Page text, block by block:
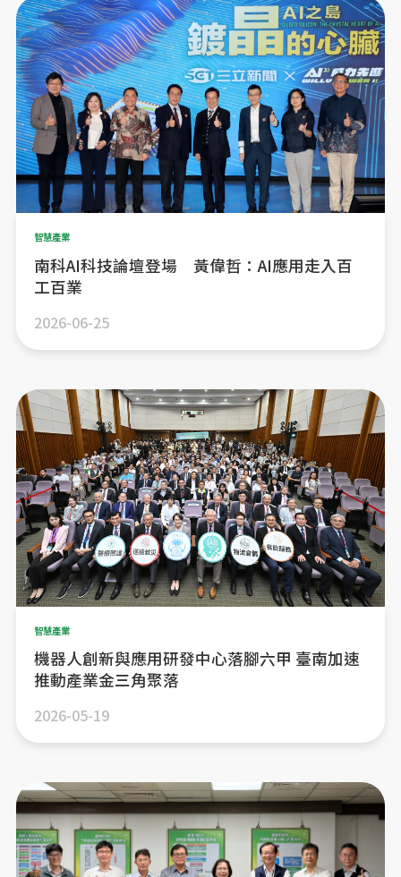
南科AI科技論壇登場 黃偉哲：AI應用走入百
工百業
智慧產業
2026-06-25
機器人創新與應用研發中心落腳六甲 臺南加速
推動產業金三角聚落
智慧產業
2026-05-19